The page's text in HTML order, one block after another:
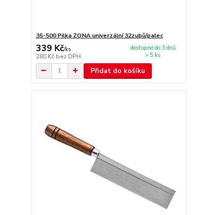
35-500 Pilka ZONA univerzální 32zubů/palec
339 Kč/ks
280 Kč bez DPH
dostupné do 3 dnů
> 5 ks
Přidat do košíku